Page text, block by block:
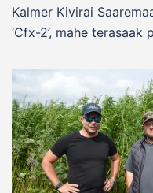
Kalmer Kivirai
‘Cfx-2’, mahe